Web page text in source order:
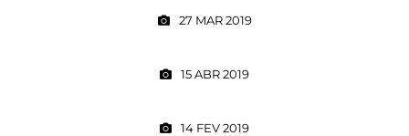
27 MAR 2019
15 ABR 2019
14 FEV 2019